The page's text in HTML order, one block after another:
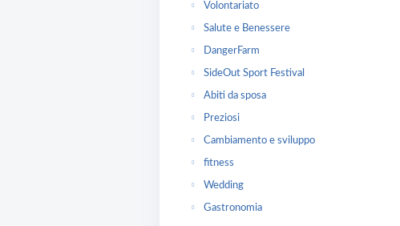
Volontariato
Salute e Benessere
DangerFarm
SideOut Sport Festival
Abiti da sposa
Preziosi
Cambiamento e sviluppo
fitness
Wedding
Gastronomia